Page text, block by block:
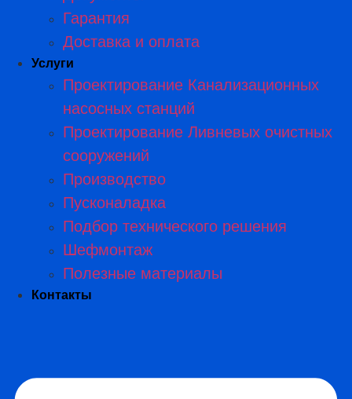
Гарантия
Доставка и оплата
Услуги
Проектирование Канализационных
насосных станций
Проектирование Ливневых очистных
сооружений
Производство
Пусконаладка
Подбор технического решения
Шефмонтаж
Полезные материалы
Контакты